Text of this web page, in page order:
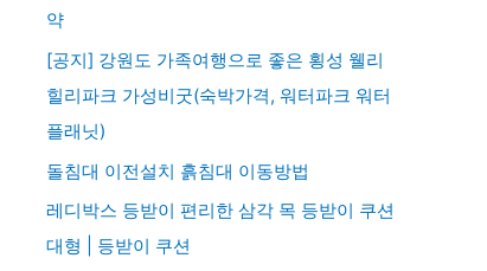
약
[공지] 강원도 가족여행으로 좋은 횡성 웰리
힐리파크 가성비굿(숙박가격, 워터파크 워터
플래닛)
돌침대 이전설치 흙침대 이동방법
레디박스 등받이 편리한 삼각 목 등받이 쿠션
대형 | 등받이 쿠션